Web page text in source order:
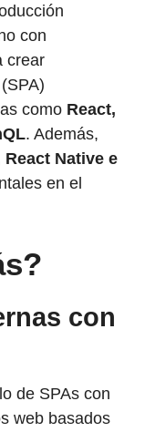
con
crear
como React,
. Además,
Native e
en el
con
de SPAs con
web basados